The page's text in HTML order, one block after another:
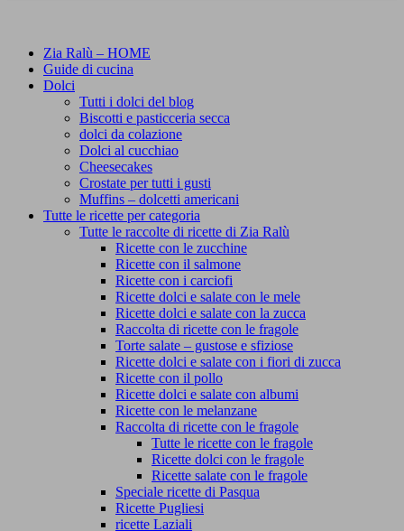
Zia Ralù – HOME
Guide di cucina
Dolci
Tutti i dolci del blog
Biscotti e pasticceria secca
dolci da colazione
Dolci al cucchiao
Cheesecakes
Crostate per tutti i gusti
Muffins – dolcetti americani
Tutte le ricette per categoria
Tutte le raccolte di ricette di Zia Ralù
Ricette con le zucchine
Ricette con il salmone
Ricette con i carciofi
Ricette dolci e salate con le mele
Ricette dolci e salate con la zucca
Raccolta di ricette con le fragole
Torte salate – gustose e sfiziose
Ricette dolci e salate con i fiori di zucca
Ricette con il pollo
Ricette dolci e salate con albumi
Ricette con le melanzane
Raccolta di ricette con le fragole
Tutte le ricette con le fragole
Ricette dolci con le fragole
Ricette salate con le fragole
Speciale ricette di Pasqua
Ricette Pugliesi
ricette Laziali